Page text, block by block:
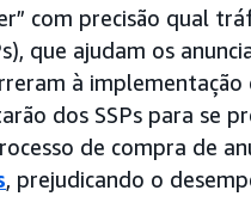
com precisão qual
que ajudam os
à implementação
dos SSPs para se
de compra de
, prejudicando o